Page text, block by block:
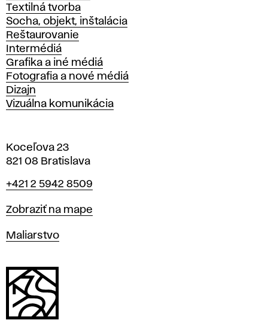
Textilná tvorba
Socha, objekt, inštalácia
Reštaurovanie
Intermédiá
Grafika a iné médiá
Fotografia a nové médiá
Dizajn
Vizuálna komunikácia
Koceľova 23
821 08 Bratislava
Telefón
+421 2 5942 8509
Mapa
Zobraziť na mape
Katedry
Maliarstvo